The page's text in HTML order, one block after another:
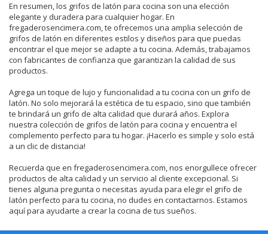
En resumen, los grifos de latón para cocina son una elección
elegante y duradera para cualquier hogar. En
fregaderosencimera.com, te ofrecemos una amplia selección de
grifos de latón en diferentes estilos y diseños para que puedas
encontrar el que mejor se adapte a tu cocina. Además, trabajamos
con fabricantes de confianza que garantizan la calidad de sus
productos.
Agrega un toque de lujo y funcionalidad a tu cocina con un grifo de
latón. No solo mejorará la estética de tu espacio, sino que también
te brindará un grifo de alta calidad que durará años. Explora
nuestra colección de grifos de latón para cocina y encuentra el
complemento perfecto para tu hogar. ¡Hacerlo es simple y solo está
a un clic de distancia!
Recuerda que en fregaderosencimera.com, nos enorgullece ofrecer
productos de alta calidad y un servicio al cliente excepcional. Si
tienes alguna pregunta o necesitas ayuda para elegir el grifo de
latón perfecto para tu cocina, no dudes en contactarnos. Estamos
aquí para ayudarte a crear la cocina de tus sueños.